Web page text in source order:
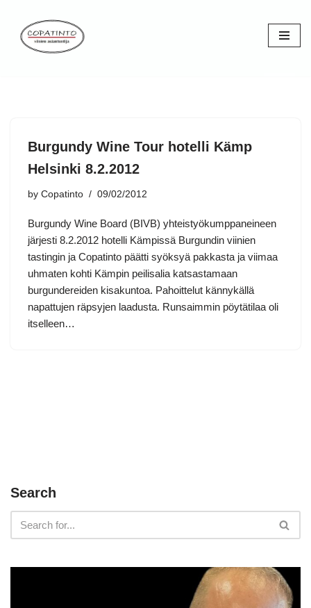
Skip
Burgundy Wine Tour hotelli Kämp
Helsinki 8.2.2012
by Copatinto 09/02/2012
Burgundy Wine Board (BIVB) yhteistyökumppaneineen
järjesti 8.2.2012 hotelli Kämpissä Burgundin viinien
tastingin ja Copatinto päätti syöksyä pakkasta ja viimaa
uhmaten kohti Kämpin peilisalia katsastamaan
burgundereiden kisakuntoa. Pahoittelut kännykällä
napattujen räpsyjen laadusta. Runsaimmin pöytätilaa oli
itselleen…
Search